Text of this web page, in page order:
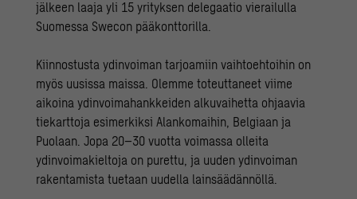
jälkeen laaja yli 15 yrityksen delegaatio vierailulla
Suomessa Swecon pääkonttorilla.
Kiinnostusta ydinvoiman tarjoamiin vaihtoehtoihin on
myös uusissa maissa. Olemme toteuttaneet viime
aikoina ydinvoimahankkeiden alkuvaihetta ohjaavia
tiekarttoja esimerkiksi Alankomaihin, Belgiaan ja
Puolaan. Jopa 20–30 vuotta voimassa olleita
ydinvoimakieltoja on purettu, ja uuden ydinvoiman
rakentamista tuetaan uudella lainsäädännöllä.